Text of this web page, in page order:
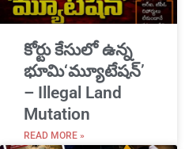
​కోర్టు కేసులో ఉన్న
భూమి‘మ్యూటేషన్’
– Illegal Land
Mutation
READ MORE »